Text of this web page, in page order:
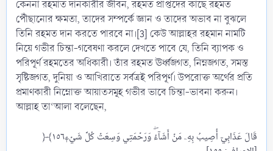
কেননা রহমাত দানকারীর জীবন, রহমত প্রাপ্তদের কাছে রহমত
পৌঁছানোর ক্ষমতা, তাদের সম্পর্কে জ্ঞান ও তাদের অভাব না বুঝলে
তিনি রহমত দান করতে পারবে না।[3] কেউ আল্লাহর রহমান নামটি
নিয়ে গভীর চিন্তা-গবেষণা করলে দেখতে পাবে যে, তিনি ব্যাপক ও
পরিপূর্ণ রহমতের অধিকারী। তাঁর রহমত ঊর্ধ্বজগত, নিম্নজগত, সমস্ত
সৃষ্টিজগত, দুনিয়া ও আখিরাতে সর্বত্রই পরিপূর্ণ। উপরোক্ত অর্থের প্রতি
প্রমাণকারী নিম্নোক্ত আয়াতসমূহ গভীর ভাবে চিন্তা-ভাবনা করুন।
আল্লাহ তা‘আলা বলেছেন,
﴿قَالَ عَذَابِيٓ أُصِيبُ بِهِۦ مَنۡ أَشَآءُۖ وَرَحۡمَتِي وَسِعَتۡ كُلَّ شَيۡءٖ١٥٦﴾